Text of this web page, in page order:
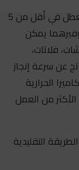
باستخدام الكاميرا الحرارية، يتم تشخيص نفس العطل في أقل من 5
يمكن
شاشات، فلاتات،
عن سرعة إنجاز
الحرارية
من العمل
التقليدية